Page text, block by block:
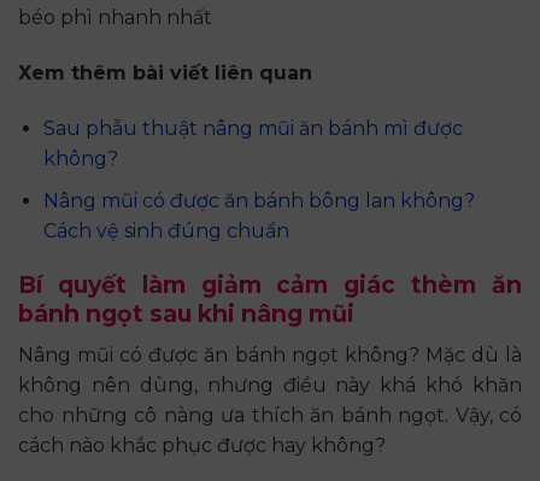
béo phì nhanh nhất
Xem thêm bài viết liên quan
Sau phẫu thuật nâng mũi ăn bánh mì được
không?
Nâng mũi có được ăn bánh bông lan không?
Cách vệ sinh đúng chuẩn
Bí quyết làm giảm cảm giác thèm ăn
bánh ngọt sau khi nâng mũi
Nâng mũi có được ăn bánh ngọt không? Mặc dù là
không nên dùng, nhưng điều này khá khó khăn
cho những cô nàng ưa thích ăn bánh ngọt. Vậy, có
cách nào khắc phục được hay không?